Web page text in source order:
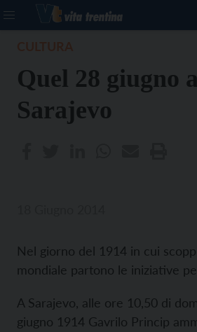
Quel 28 giugno a
Sarajevo
Nel giorno del 1914 in cui
mondiale partono le iniziative
A Sarajevo, alle ore 10,50 di
giugno 1914 Gavrilo Princip